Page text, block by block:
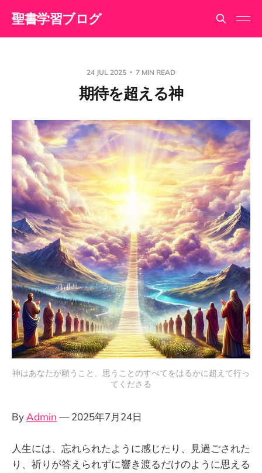
聖書学習ブログ
24 JUL 2025 7 MIN READ
期待を超える神
神はあなたが願うこと、思うことのすべてをはるかに超えて行っ
てくださる
By Admin — 2025年7月24日
人生には、忘れられたように感じたり、見過ごされた
り、祈りが答えられずに響き渡るだけのように思える